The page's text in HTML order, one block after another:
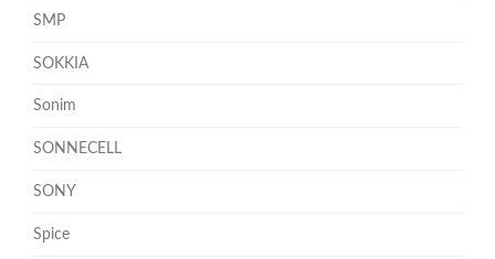
SMP
SOKKIA
Sonim
SONNECELL
SONY
Spice